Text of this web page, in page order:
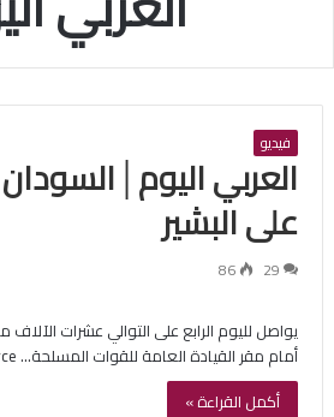
فيديو
العربي
على البشير
29
86
يواصل لليوم الرابع على التوالي عشرات
أمام مقر القيادة العامة للقوات المسلحة… source
أكمل القراءة »